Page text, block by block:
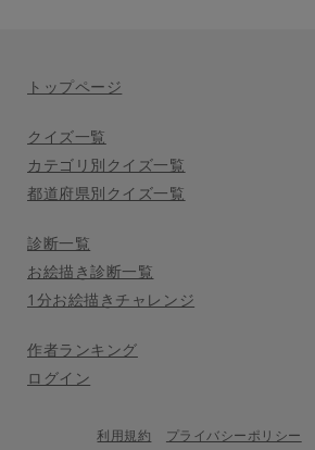
トップページ
クイズ一覧
カテゴリ別クイズ一覧
都道府県別クイズ一覧
診断一覧
お絵描き診断一覧
1分お絵描きチャレンジ
作者ランキング
ログイン
利用規約 プライバシーポリシー